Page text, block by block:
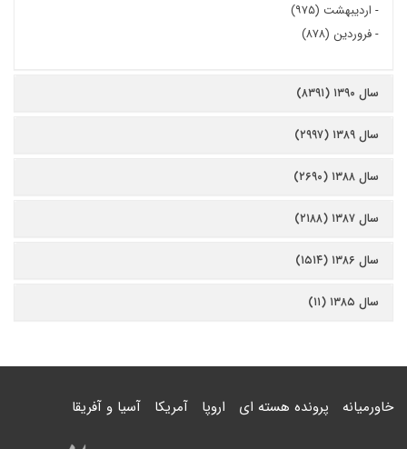
- اردیبهشت (۹۷۵)
-فروردین (۸۷۸)
سال ۱۳۹۰ (۸۳۹۱)
سال ۱۳۸۹ (۲۹۹۷)
سال ۱۳۸۸ (۲۶۹۰)
سال ۱۳۸۷ (۲۱۸۸)
سال ۱۳۸۶ (۱۵۱۴)
سال ۱۳۸۵ (۱۱)
خاورمیانه پرونده هسته ای اروپا آمریکا آسیا و آفریقا